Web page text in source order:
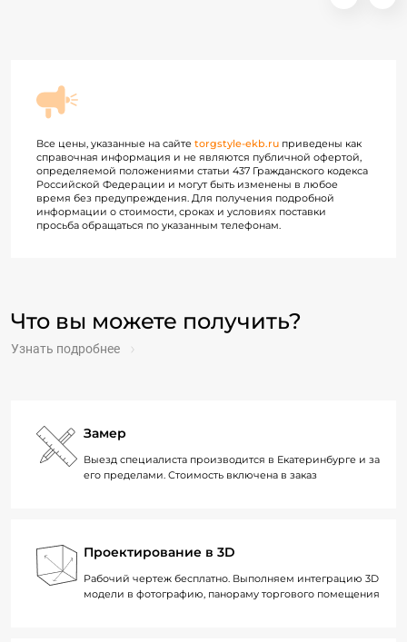
Все цены, указанные на сайте torgstyle-ekb.ru приведены как
справочная информация и не являются публичной офертой,
определяемой положениями статьи 437 Гражданского кодекса
Российской Федерации и могут быть изменены в любое
время без предупреждения. Для получения подробной
информации о стоимости, сроках и условиях поставки
просьба обращаться по указанным телефонам.
Что вы можете получить?
Узнать подробнее
Замер
Выезд специалиста производится в Екатеринбурге и за
его пределами. Стоимость включена в заказ
Проектирование в 3D
Рабочий чертеж бесплатно. Выполняем интеграцию 3D
модели в фотографию, панораму торгового помещения